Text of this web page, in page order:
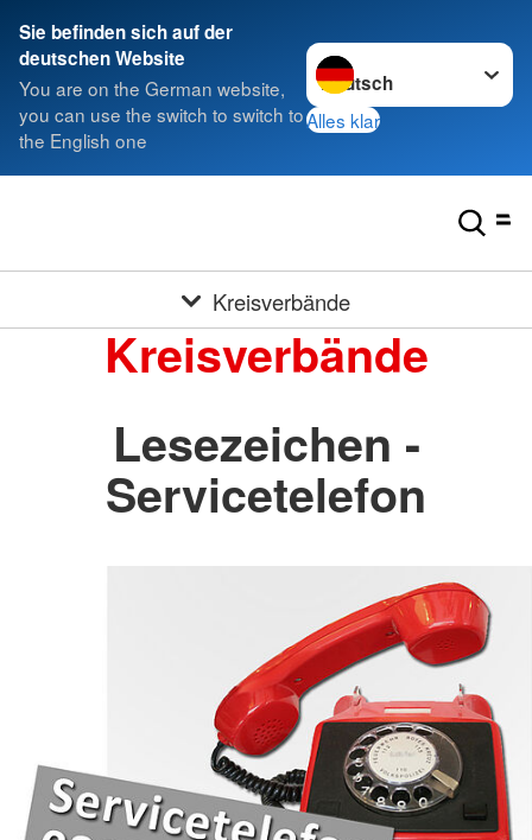
Sie befinden sich auf der
deutschen Website
You are on the German website,
you can use the switch to switch to
the English one
Sprache wechseln zu
Alles klar
Kreisverbände
Kreisverbände
Lesezeichen -
Servicetelefon